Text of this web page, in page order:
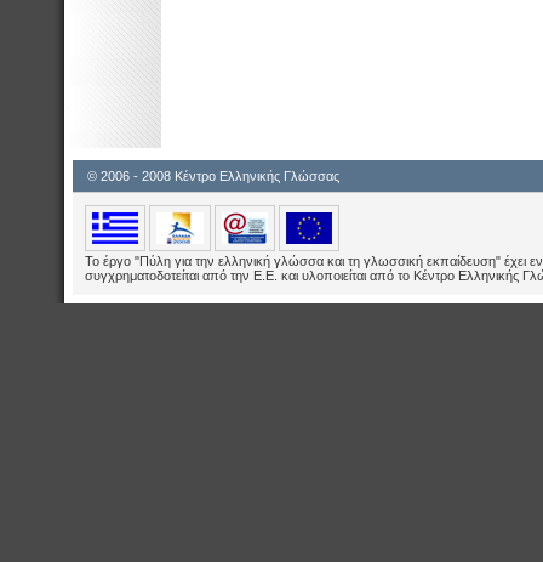
© 2006 - 2008 Κέντρο Ελληνικής Γλώσσας
Το έργο "Πύλη για την ελληνική γλώσσα και τη γλωσσική εκπαίδευση" έχει
συγχρηματοδοτείται από την Ε.E. και υλοποιείται από το Κέντρο Ελληνικής